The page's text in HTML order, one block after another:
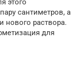
этого
сантиметров, а
раствора.
для